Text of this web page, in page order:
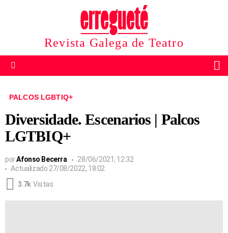
Revista Galega de Teatro
PALCOS LGBTIQ+
Diversidade. Escenarios | Palcos
LGTBIQ+
porAfonso Becerra
28/06/2021, 12:32
Actualizado 27/08/2022, 18:02
3.7k Vistas